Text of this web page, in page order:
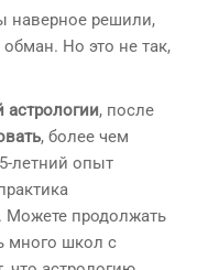
наверное решили,
обман. Но это не так,
астрологии, после
, более чем
летний опыт
Можете продолжать
много школ с